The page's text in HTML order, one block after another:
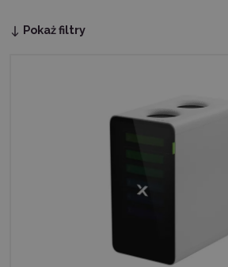
Pokaż filtry